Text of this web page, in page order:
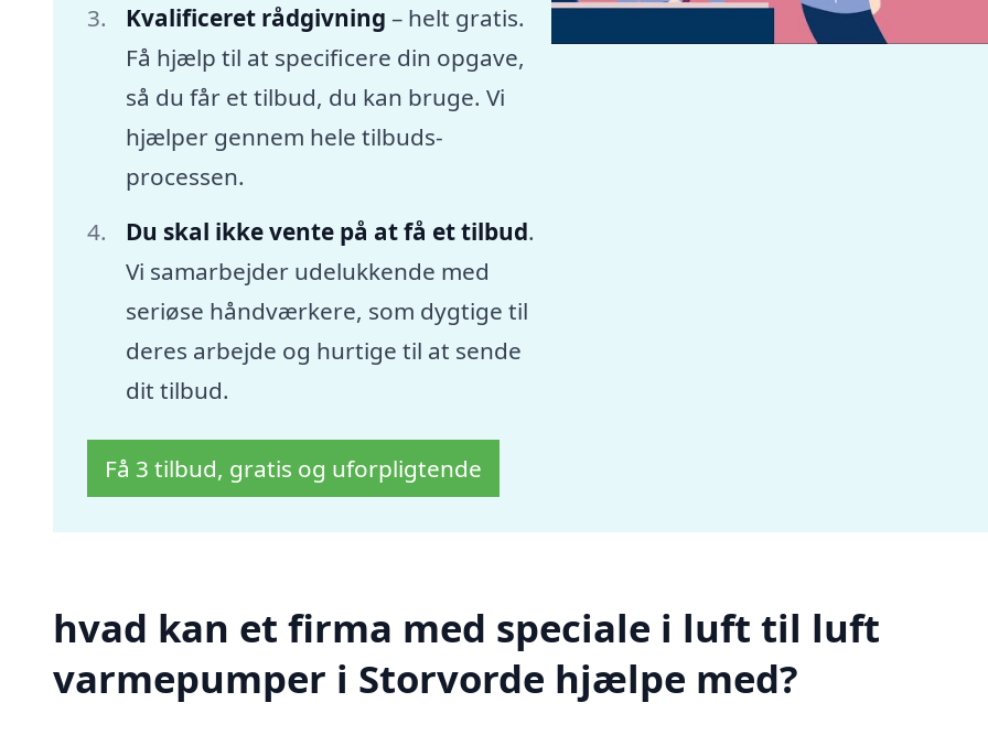
Kvalificeret rådgivning – helt gratis.
Få hjælp til at specificere din opgave,
så du får et tilbud, du kan bruge. Vi
hjælper gennem hele tilbuds-
processen.
Du skal ikke vente på at få et tilbud.
Vi samarbejder udelukkende med
seriøse håndværkere, som dygtige til
deres arbejde og hurtige til at sende
dit tilbud.
Få 3 tilbud, gratis og uforpligtende
hvad kan et firma med speciale i luft til luft
varmepumper i Storvorde hjælpe med?